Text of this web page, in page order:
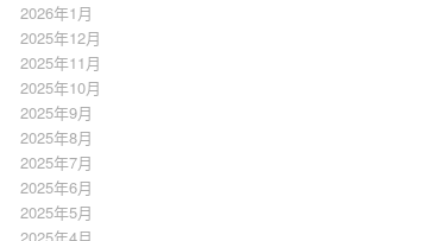
2026年1月
2025年12月
2025年11月
2025年10月
2025年9月
2025年8月
2025年7月
2025年6月
2025年5月